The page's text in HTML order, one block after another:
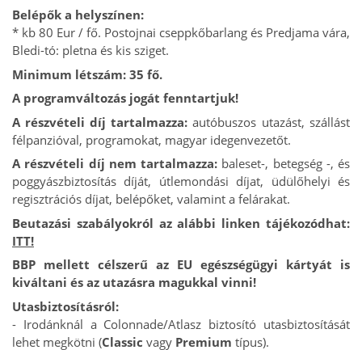
Belépők a helyszínen:
* kb 80 Eur / fő. Postojnai cseppkőbarlang és Predjama vára,
Bledi-tó: pletna és kis sziget.
Minimum létszám: 35 fő.
A programváltozás jogát fenntartjuk!
A részvételi díj tartalmazza: autóbuszos utazást, szállást
félpanzióval, programokat, magyar idegenvezetőt.
A részvételi díj nem tartalmazza: baleset-, betegség -, és
poggyászbiztosítás díját, útlemondási díjat, üdülőhelyi és
regisztrációs díjat, belépőket, valamint a felárakat.
Beutazási szabályokról az alábbi linken tájékozódhat:
ITT!
BBP mellett célszerű az EU egészségügyi kártyát is
kiváltani és az utazásra magukkal vinni!
Utasbiztosításról:
- Irodánknál a Colonnade/Atlasz biztosító utasbiztosítását
lehet megkötni (Classic vagy Premium típus).